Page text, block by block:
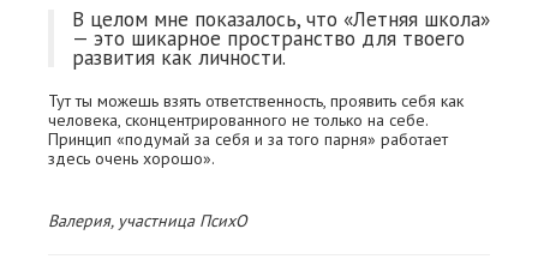
В целом мне показалось, что «Летняя школа»
— это шикарное пространство для твоего
развития как личности.
Тут ты можешь взять ответственность, проявить себя как
человека, сконцентрированного не только на себе.
Принцип «подумай за себя и за того парня» работает
здесь очень хорошо».
Валерия, участница ПсихО